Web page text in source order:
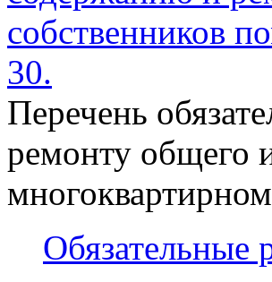
собственников
30.
Перечень
ремонту общего
Обязательные